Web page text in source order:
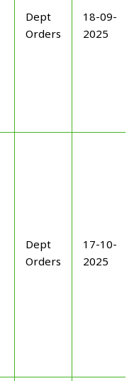
Dept
Orders
18-09-
2025
Dept
Orders
17-10-
2025